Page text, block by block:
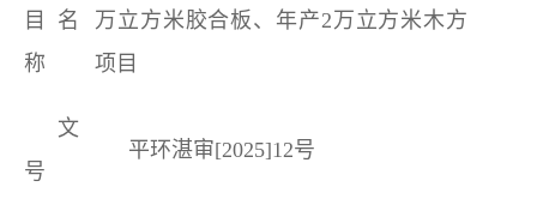
目名
称
万立方米胶合板、年产2万立方米木方
项目
文
号
平环湛审[2025]12号